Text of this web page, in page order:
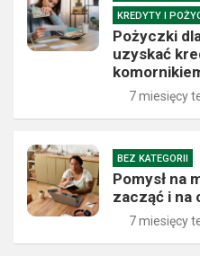
KREDYTY I
Pożyczki
uzyskać
7 miesięcy
BEZ KATEGORII
Pomysł na
zacząć i na
7 miesięcy